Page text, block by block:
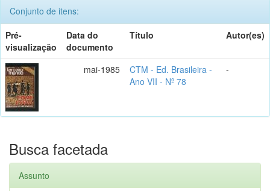
Conjunto de itens:
Pré-
visualização
Data do
documento
Título Autor(es)
mai-1985
CTM - Ed. Brasileira -
Ano VII - Nº 78
-
Busca facetada
Assunto